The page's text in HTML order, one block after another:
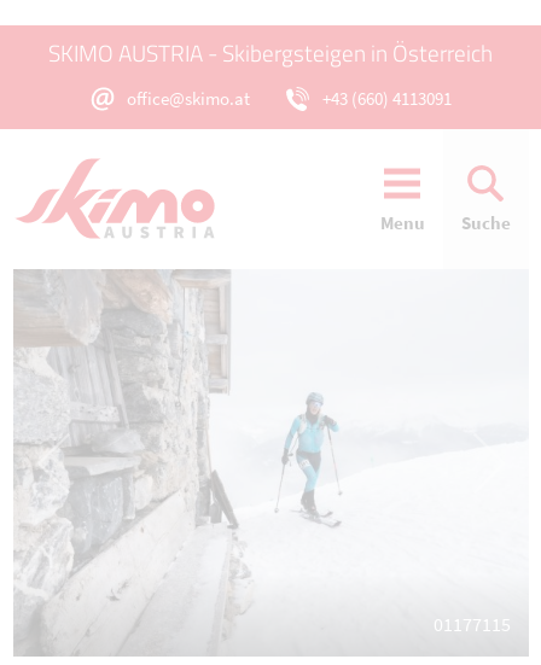
SKIMO AUSTRIA - Skibergsteigen in Österreich
office@skimo.at +43 (660) 4113091
Menu Suche
01177115